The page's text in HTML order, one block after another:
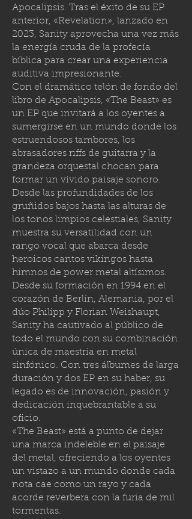
Apocalipsis. Tras el éxito de su EP
anterior, «Revelation», lanzado en
2023, Sanity aprovecha una vez más
la energía cruda de la profecía
bíblica para crear una experiencia
auditiva impresionante.
Con el dramático telón de fondo del
libro de Apocalipsis, «The Beast» es
un EP que invitará a los oyentes a
sumergirse en un mundo donde los
estruendosos tambores, los
abrasadores riffs de guitarra y la
grandeza orquestal chocan para
formar un vívido paisaje sonoro.
Desde las profundidades de los
gruñidos bajos hasta las alturas de
los tonos limpios celestiales, Sanity
muestra su versatilidad con un
rango vocal que abarca desde
heroicos cantos vikingos hasta
himnos de power metal altísimos.
Desde su formación en 1994 en el
corazón de Berlín, Alemania, por el
dúo Philipp y Florian Weishaupt,
Sanity ha cautivado al público de
todo el mundo con su combinación
única de maestría en metal
sinfónico. Con tres álbumes de larga
duración y dos EP en su haber, su
legado es de innovación, pasión y
dedicación inquebrantable a su
oficio.
«The Beast» está a punto de dejar
una marca indeleble en el paisaje
del metal, ofreciendo a los oyentes
un vistazo a un mundo donde cada
nota cae como un rayo y cada
acorde reverbera con la furia de mil
tormentas.